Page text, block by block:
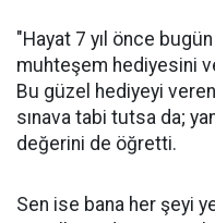
"Hayat 7 yıl önce
muhteşem hediyesini
Bu güzel hediyeyi
sınava tabi tutsa da;
değerini de öğretti.
Sen ise bana her şeyi